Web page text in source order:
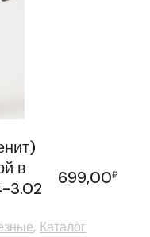
в
3.02
699,00₽
Каталог